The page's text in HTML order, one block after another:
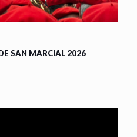
SAN MARCIAL 2026